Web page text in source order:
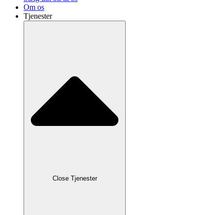
Om os
Tjenester
Close Tjenester